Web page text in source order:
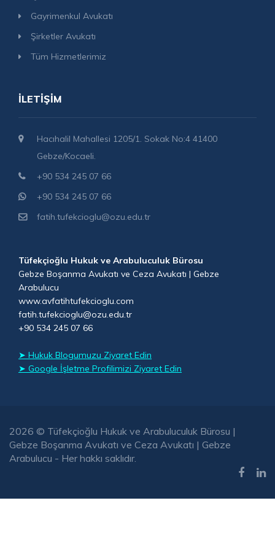
Gayrimenkul Avukatı
Şirketler Avukatı
Tüm Hizmetlerimiz
İLETIŞIM
Hacıhalil Mahallesi 1205/1. Sokak No:4 41400
Gebze/Kocaeli.
+90 534 245 07 66
+90 534 245 07 66
fatih.tufekcioglu@ozu.edu.tr
Tüfekçioğlu Hukuk ve Arabuluculuk Bürosu
Gebze Boşanma Avukatı ve Ceza Avukatı | Gebze
Arabulucu
www.avfatihtufekcioglu.com
fatih.tufekcioglu@ozu.edu.tr
+90 534 245 07 66
➤ Hukuk Blogumuzu Ziyaret Edin
➤ Google İşletme Profilimizi Ziyaret Edin
2026 © Tüfekçioğlu Hukuk ve Arabuluculuk Bürosu |
Gebze Boşanma Avukatı ve Ceza Avukatı | Gebze
Arabulucu - Her hakkı saklıdır.